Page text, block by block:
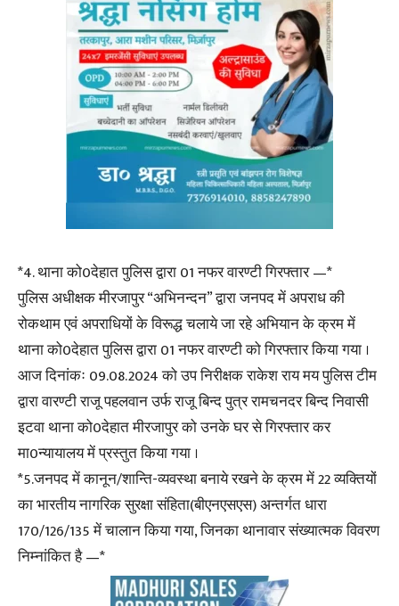
*4. थाना को0देहात पुलिस द्वारा 01 नफर वारण्टी गिरफ्तार —*
पुलिस अधीक्षक मीरजापुर “अभिनन्दन” द्वारा जनपद में अपराध की
रोकथाम एवं अपराधियों के विरूद्ध चलाये जा रहे अभियान के क्रम में
थाना को0देहात पुलिस द्वारा 01 नफर वारण्टी को गिरफ्तार किया गया ।
आज दिनांकः 09.08.2024 को उप निरीक्षक राकेश राय मय पुलिस टीम
द्वारा वारण्टी राजू पहलवान उर्फ राजू बिन्द पुत्र रामचनदर बिन्द निवासी
इटवा थाना को0देहात मीरजापुर को उनके घर से गिरफ्तार कर
मा0न्यायालय में प्रस्तुत किया गया ।
*5.जनपद में कानून/शान्ति-व्यवस्था बनाये रखने के क्रम में 22 व्यक्तियों
का भारतीय नागरिक सुरक्षा संहिता(बीएनएसएस) अन्तर्गत धारा
170/126/135 में चालान किया गया, जिनका थानावार संख्यात्मक विवरण
निम्नांकित है —*